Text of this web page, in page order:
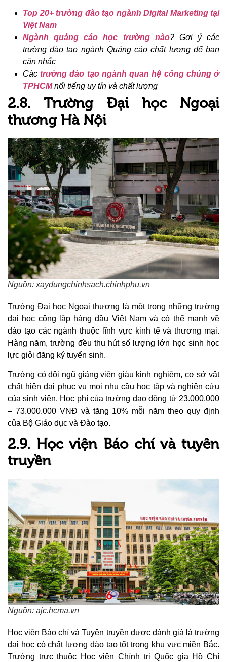
Top 20+ trường đào tạo ngành Digital Marketing tại
Việt Nam
Ngành quảng cáo học trường nào? Gợi ý các
trường đào tạo ngành Quảng cáo chất lượng để bạn
cân nhắc
Cáctrường đào tạo ngành quan hệ công chúng ở
TPHCMnổi tiếng uy tín và chất lượng
2.8. Trường Đại học Ngoại
thương Hà Nội
Nguồn: xaydungchinhsach.chinhphu.vn
Trường Đại học Ngoại thương là một trong những trường
đại học công lập hàng đầu Việt Nam và có thế mạnh về
đào tạo các ngành thuộc lĩnh vực kinh tế và thương mại.
Hàng năm, trường đều thu hút số lượng lớn học sinh học
lực giỏi đăng ký tuyển sinh.
Trường có đội ngũ giảng viên giàu kinh nghiệm, cơ sở vật
chất hiện đại phục vụ mọi nhu cầu học tập và nghiên cứu
của sinh viên. Học phí của trường dao động từ 23.000.000
– 73.000.000 VNĐ và tăng 10% mỗi năm theo quy định
của Bộ Giáo dục và Đào tạo.
2.9. Học viện Báo chí và tuyên
truyền
Nguồn: ajc.hcma.vn
Học viện Báo chí và Tuyên truyền được đánh giá là trường
đại học có chất lượng đào tạo tốt trong khu vực miền Bắc.
Trường trực thuộc Học viện Chính trị Quốc gia Hồ Chí